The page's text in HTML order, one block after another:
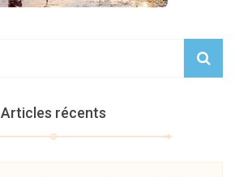
Articles récents